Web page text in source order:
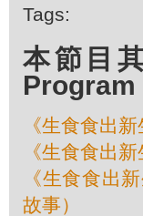
Tags:
本節目
Program
《生食食出
《生食食出
《生食食出
故事）